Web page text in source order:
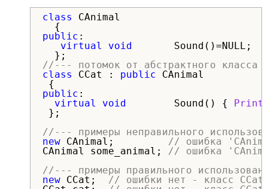
class
CAnimal
public :
virtual
void
//--- потомок от абстрактного класса
class
CCat : public CAnimal
public :
virtual
void Sound() { Print
};
//--- примеры неправильного
new CAnimal; // ошибка
CAnimal some_animal; // ошибка
//--- примеры правильного
new CCat; // ошибки нет - класс CCat